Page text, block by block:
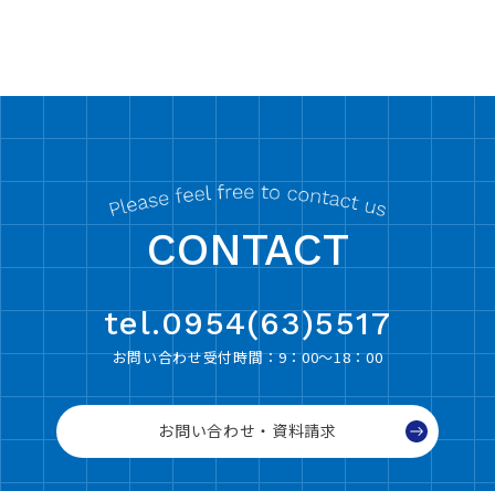
CONTACT
tel.0954(63)5517
お問い合わせ受付時間：9：00〜18：00
お問い合わせ・資料請求